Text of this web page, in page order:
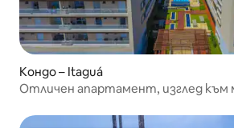
Кондо – Itaguá
Отличен апартамент, изглед към